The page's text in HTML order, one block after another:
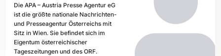
Die APA – Austria Presse Agentur eG
ist die größte nationale Nachrichten-
und Presseagentur Österreichs mit
Sitz in Wien. Sie befindet sich im
Eigentum österreichischer
Tageszeitungen und des ORF.